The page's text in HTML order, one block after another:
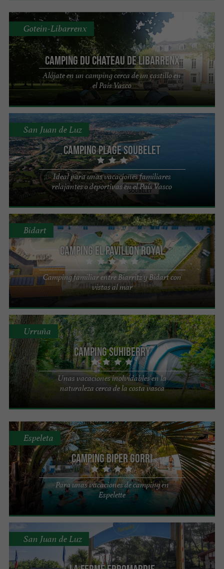
Camping du Chateau de Libarrenx
Alójate en un camping cerca de un castillo en
el País Vasco
Gotein-Libarrenx
Camping Plage Soubelet
Ideal para unas vacaciones familiares
relajantes o deportivas en el País Vasco
San Juan de Luz
Camping el Pavillon Royal
Camping familiar entre Biarritz y Bidart con
vistas al mar
Bidart
Camping Suhiberry
Unas vacaciones inolvidables en la
naturaleza cerca de la costa vasca
Urruña
Camping Biper Gorri
Para unas vacaciones de camping en
Espelette
Espeleta
San Juan de Luz